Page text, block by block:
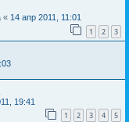
« 14 апр 2011, 11:01
1 2 3
19:41
1 2 3 4 5